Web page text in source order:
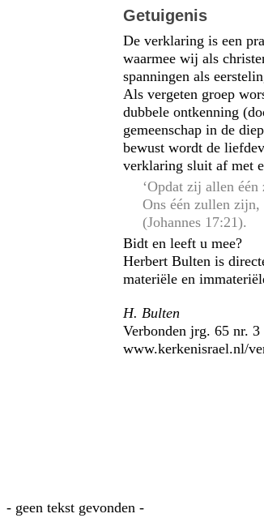
Getuigenis
De verklaring is een
waarmee wij als
spanningen als
Als vergeten groep
dubbele ontkenning
gemeenschap in de
bewust wordt de
verklaring sluit af met
‘Opdat zij allen
Ons één zullen
(Johannes 17:21).
Bidt en leeft u mee?
Herbert Bulten is
materiële en
H. Bulten
Verbonden jrg. 65 nr.
www.kerkenisrael.nl/
- geen tekst gevonden -